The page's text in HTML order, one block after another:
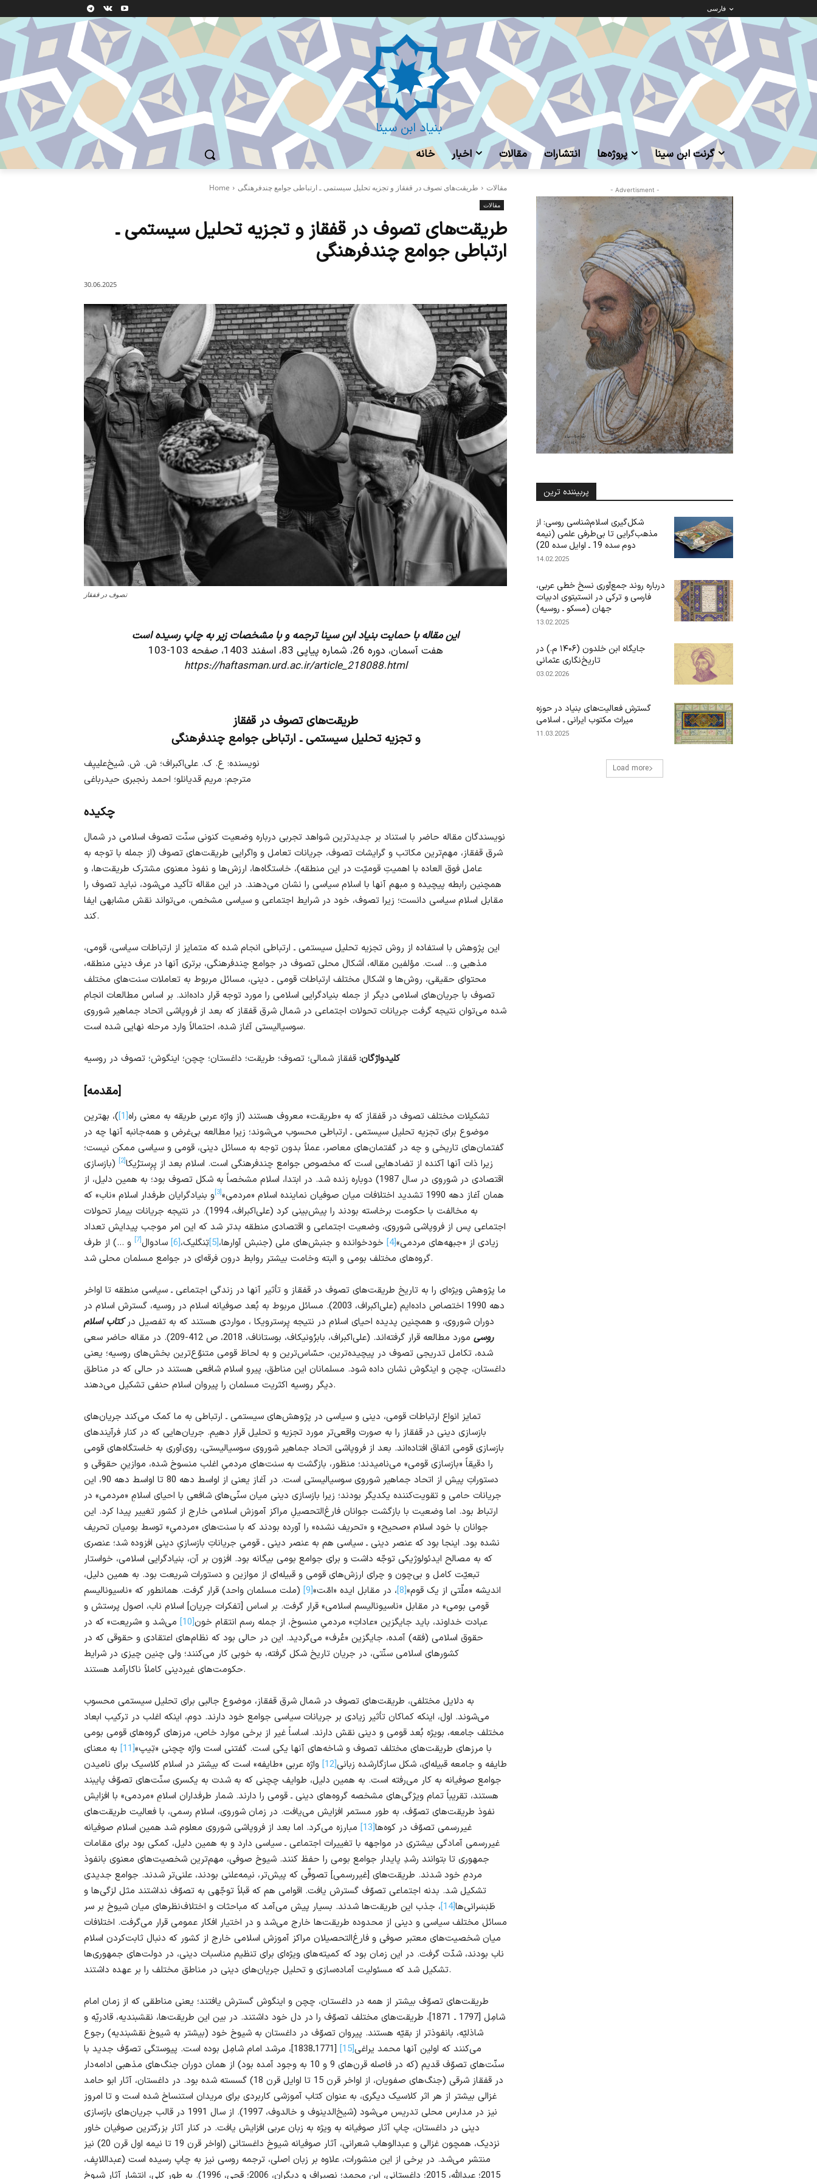
فارسی
بنیاد ابن سینا
خانه اخبار مقالات انتشارات پروژه‌ها گرنت ابن‌ سینا
Home مقالات طریقت‌های تصوف در قفقاز و تجزیه تحلیل سیستمی ـ ارتباطی جوامع چندفرهنگی
مقالات
طریقت‌های تصوف در قفقاز و تجزیه تحلیل سیستمی ـ
ارتباطی جوامع چندفرهنگی
30.06.2025
تصوف در قفقاز
این مقاله با حمایت بنیاد ابن سینا ترجمه و با مشخصات زیر به چاپ رسیده است
هفت آسمان، دوره 26، شماره پیاپی 83، اسفند 1403، صفحه 103-103
https://haftasman.urd.ac.ir/article_218088.html
طریقت‌های تصوف در قفقاز
و تجزیه تحلیل سیستمی ـ ارتباطی جوامع چندفرهنگی
نویسنده: ع. ک. علی‌اکبراف؛ ش. ش. شیخ‌علییِف
مترجم: مریم قدیانلو؛ احمد رنجبری حیدرباغی
چکیده
نویسندگان مقاله حاضر با استناد بر جدیدترین شواهد تجربی درباره وضعیت کنونی سنّت تصوف اسلامی در شمال
شرق قفقاز، مهم‌ترین مکاتب و گرایشات تصوف، جریانات تعامل و واگرایی طریقت‌های تصوف (از جمله با توجه به
عامل فوق العاده با اهمیتِ قومیّت در این منطقه)، خاستگاه‌ها، ارزش‌ها و نفوذ معنوی مشترک طریقت‌ها، و
همچنین رابطه پیچیده و مبهم آنها با اسلام سیاسی را نشان می‌دهند. در این مقاله تأکید می‌شود، نباید تصوف را
مقابل اسلام سیاسی دانست؛ زیرا تصوف، خود در شرایط اجتماعی و سیاسی مشخص، می‌تواند نقش مشابهی ایفا
کند.
این پژوهش با استفاده از روش تجزیه تحلیل سیستمی ـ ارتباطی انجام شده که متمایز از ارتباطات سیاسی، قومی،
مذهبی و… است. مؤلفین مقاله‌، اَشکال محلی تصوف در جوامع چندفرهنگی، برتری آنها در عرف دینی منطقه،
محتوای حقیقی، روش‌ها و اشکال مختلف ارتباطات قومی ـ دینی، مسائل مربوط به تعاملات سنت‌های مختلف
تصوف با جریان‌های اسلامی دیگر از جمله بنیادگرایی اسلامی را مورد توجه قرار داده‌اند. بر اساس مطالعات انجام
شده می‌توان نتیجه گرفت جریانات تحولات اجتماعی در شمال شرق قفقاز که بعد از فروپاشی اتحاد جماهیر شوروی
سوسیالیستی آغاز شده، احتمالاً وارد مرحله نهایی شده است.
کلیدواژگان: قفقاز شمالی؛ تصوف؛ طریقت؛ داغستان؛ چچن؛ اینگوش؛ تصوف در روسیه
[مقدمه]
تشکیلات مختلف تصوف در قفقاز که به «طریقت» معروف هستند (از واژه عربی طریقه به معنی راه[1] )، بهترین
موضوع برای تجزیه تحلیل سیستمی ـ ارتباطی محسوب می‌شوند؛ زیرا مطالعه بی‌غرض و همه‌جانبه آنها چه در
گفتمان‌های تاریخی و چه در گفتمان‌های معاصر، عملاً بدون توجه به مسائل دینی، قومی و سیاسی ممکن نیست؛
زیرا ذات آنها آکنده از تضادهایی است که مخصوص جوامع چندفرهنگی است. اسلام بعد از پِرِسترُیکا[2]
(بازسازی
اقتصادی در شوروی در سال 1987) دوباره زنده شد. در ابتدا، اسلام مشخصاً به شکل تصوف بود؛ به همین دلیل، از
همان آغاز دهه 1990 تشدید اختلافات میان صوفیان نماینده اسلام «مردمی»
[3] و بنیادگرایان طرفدار اسلام «ناب» که
به مخالفت با حکومت برخاسته بودند را پیش‌بینی کرد (علی‌اکبراف، 1994). در نتیجه جریانات بیمار تحولات
اجتماعی پس از فروپاشی شوروی، وضعیت اجتماعی و اقتصادی منطقه بدتر شد که این امر موجب پیدایش تعداد
زیادی از «جبهه‌های مردمی»[4] خودخوانده و جنبش‌های ملی (جنبش آوارها،[5] تِنگلیک،[6] سادوال[7]
و …) از طرف
گروه‌های مختلف بومی و البته وخامت بیشتر روابط درون فرقه‌ای در جوامع مسلمان محلی شد.
ما پژوهش ویژه‌ای را به تاریخ طریقت‌های تصوف در قفقاز و تأثیر آنها در زندگی اجتماعی ـ سیاسی منطقه تا اواخر
دهه 1990 اختصاص داده‌ایم (علی‌اکبراف، 2003). مسائل مربوط به بُعد صوفیانه اسلام در روسیه، گسترش اسلام در
دوران شوروی، و همچنین پدیده احیای اسلام در نتیجه پِرسترویکا ، مواردی هستند که به تفصیل درکتاب اسلام
روسی
مورد مطالعه قرار گرفته‌اند. (علی‌اکبراف، بابرُونیکاف، بوستاناف، 2018، ص 412-209). در مقاله حاضر سعی
شده، تکامل تدریجی تصوف در پیچیده‌ترین، حسّاس‌ترین و به لحاظ قومی متنوّع‌ترین بخش‌های روسیه؛ یعنی
داغستان، چچن و اینگوش نشان داده شود. مسلمانان این مناطق، پیرو اسلام شافعی هستند در حالی که در مناطق
دیگر روسیه اکثریت مسلمان را پیروان اسلام حنفی تشکیل می‌دهند.
تمایز انواع ارتباطات قومی، دینی و سیاسی در پژوهش‌های سیستمی ـ ارتباطی به ما کمک می‌کند جریان‌های
بازسازی دینی در قفقاز را به صورت واقعی‌تر مورد تجزیه و تحلیل قرار دهیم. جریان‌هایی که در کنار فرآیندهای
بازسازی قومی اتفاق افتاده‌اند. بعد از فروپاشی اتحاد جماهیر شوروی سوسیالیستی، روی‌آوری به خاستگاه‌های قومی
را دقیقاً «بازسازی قومی» می‌نامیدند؛ منظور، بازگشت به سنت‌های مردمیِ اغلب منسوخ شده‌، موازینِ حقوقی و
دستوراتِ پیش از اتحاد جماهیر شوروی سوسیالیستی است. در آغاز یعنی از اواسط دهه 80 تا اواسط دهه 90، این
جریانات حامی و تقویت‌کننده یکدیگر بودند؛ زیرا بازسازی دینی میان سنّی‌های شافعی با احیای اسلامِ «مردمی» در
ارتباط بود. اما وضعیت با بازگشت جوانان فارغ‌التحصیلِ مراکز آموزش اسلامی خارج از کشور تغییر پیدا کرد. این
جوانان با خود اسلام «صحیح» و «تحریف نشده» را آورده بودند که با سنت‌های «مردمیِ» توسط بومیان تحریف
نشده بود. اینجا بود که عنصر دینی ـ سیاسی هم به عنصر دینی ـ قومیِ جریاناتِ بازسازیِ دینی افزوده شد؛ عنصری
که به مصالح ایدئولوژیکی توجّه داشت و برای جوامع بومی بیگانه بود. افزون بر آن، بنیادگرایی اسلامی، خواستار
تبعیّت کامل و بی‌چون و چرای ارزش‌های قومی و قبیله‌ای از موازین و دستورات شریعت بود. به همین دلیل،
اندیشه «ملّتی از یک قوم»[8] ، در مقابل ایده «امّت»[9]
(ملت مسلمان واحد) قرار گرفت. همانطور که «ناسیونالیسم
قومی بومی» در مقابل «ناسیونالیسم اسلامی» قرار گرفت. بر اساس [تفکرات جریان] اسلام ناب، اصول پرستش و
عبادت خداوند، باید جایگزین «عاداتِ» مردمیِ منسوخ، از جمله رسم انتقام خون[10]
می‌شد و «شریعت» که در
حقوق اسلامی (فقه) آمده، جایگزین «عُرف» می‌گردید. این در حالی بود که نظام‌های اعتقادی و حقوقی که در
کشورهای اسلامی سنّتی، در جریان تاریخ شکل گرفته، به خوبی کار می‌کنند؛ ولی چنین چیزی در شرایط
حکومت‌های غیردینی کاملاً ناکارآمد هستند.
به دلایل مختلفی، طریقت‌های تصوف در شمال شرق قفقاز، موضوع جالبی برای تحلیل سیستمی محسوب
می‌شوند. اول، اینکه کماکان تأثیر زیادی بر جریانات سیاسی جوامع خود دارند. دوم، اینکه اغلب در ترکیب ابعاد
مختلف جامعه، بویژه بُعد قومی و دینی نقش دارند. اساساً غیر از برخی موارد خاص، مرزهای گروه‌های قومی بومی
با مرزهای طریقت‌های مختلف تصوف و شاخه‌های آنها یکی است. گفتنی است واژه چچنی «تِیپ»[11]
به معنای
طایفه و جامعه قبیله‌ای، شکل سازگارشده زبانی[12]
واژه عربی «طایفه» است که بیشتر در اسلام کلاسیک برای نامیدن
جوامع صوفیانه به کار می‌رفته است. به همین دلیل، طوایف چچنی که به شدت به یکسری سنّت‌های تصوّف پایبند
هستند، تقریباً تمام ویژگی‌های مشخصه گروه‌های دینی ـ قومی را دارند. شمار طرفداران اسلامِ «مردمی» با افزایش
نفوذ طریقت‌های تصوّف، به طور مستمر افزایش می‌یافت. در زمان شوروی، اسلام رسمی، با فعالیت طریقت‌های
غیررسمی تصوّف در کوه‌ها[13]
مبارزه می‌کرد. اما بعد از فروپاشی شوروی معلوم شد همین اسلام صوفیانه
غیررسمی آمادگی بیشتری در مواجهه با تغییرات اجتماعی ـ سیاسی دارد و به همین دلیل، کمکی بود برای مقامات
جمهوری تا بتوانند رشدِ پایدار جوامع بومی را حفظ کنند. شیوخ صوفی، مهم‌ترین شخصیت‌های معنوی بانفوذ
مردمِ خود شدند. طریقت‌های [غیررسمی] تصوفّی که پیش‌تر، نیمه‌علنی بودند، علنی‌تر شدند. جوامع جدیدی
تشکیل شد. بدنه اجتماعی تصوّف گسترش یافت. اقوامی هم که قبلاً توجّهی به تصوّف نداشتند مثل لزگی‌ها و
طَبَسَرانی‌ها[14]
، جذب این طریقت‌ها شدند. بسیار پیش می‌آمد که مباحثات و اختلاف‌نظرهای میان شیوخ بر سر
مسائل مختلف سیاسی و دینی از محدوده طریقت‌ها خارج می‌شد و در اختیار افکار عمومی قرار می‌گرفت. اختلافات
میان شخصیت‌های معتبر صوفی و فارغ‌التحصیلان مراکز آموزش اسلامی خارج از کشور که دنبال ثابت‌کردن اسلام
ناب بودند، شدّت گرفت. در این زمان بود که کمیته‌های ویژه‌ای برای تنظیم مناسبات دینی، در دولت‌های جمهوری‌ها
تشکیل شد که مسئولیت آماده‌سازی و تحلیل جریان‌های دینی در مناطق مختلف را بر عهده داشتند.
طریقت‌های تصوّف بیشتر از همه در داغستان، چچن و اینگوش گسترش یافتند؛ یعنی مناطقی که از زمان امام
شامِل [1797 ـ 1871]، طریقت‌های مختلف تصوّف را در دل خود داشتند. در بین این طریقت‌ها، نقشبندیه، قادریّه و
شاذلیّه، بانفوذتر از بقیّه هستند. پیروان تصوّف در داغستان به شیوخ خود (بیشتر به شیوخ نقشبندیه) رجوع
می‌کنند که اولین آنها محمد یراغی[15]
[1771ـ1838]، مرشد امام شامِل بوده است. پیوستگی تصوّف جدید با
سنّت‌های تصوّف قدیم (که در فاصله قرن‌های 9 و 10 به وجود آمده بود) از همان دوران جنگ‌های مذهبی ادامه‌دار
در قفقاز شرقی (جنگ‌های صفویان، از اواخر قرن 15 تا اوایل قرن 18) گسسته شده بود. در داغستان، آثار ابو حامد
غزالی بیشتر از هر اثر کلاسیک دیگری، به عنوان کتاب آموزشی کاربردی برای مریدان استنساخ شده است و تا امروز
نیز در مدارس محلی تدریس می‌شود (شیخ‌الدینوف و خالدوف، 1997). از سال 1991 در قالب جریان‌های بازسازی
دینی در داغستان، چاپ آثار صوفیانه به ویژه به زبان عربی افزایش یافت. در کنار آثار بزرگترین صوفیان خاور
نزدیک، همچون غزالی و عبدالوهاب شعرانی، آثار صوفیانه شیوخ داغستانی (اواخر قرن 19 تا نیمه اول قرن 20) نیز
منتشر می‌شد. در برخی از این منشورات، علاوه بر زبان اصلی، ترجمه روسی نیز به چاپ رسیده است (عبداللایِف،
2015؛ عبدالله، 2015؛ داغستانی، ابن محمد؛ نصیراف و دیگران، 2006؛ قحی، 1996). به طور کلی، انتشار آثار شیوخ
- Advertisment -
پربیننده ترین
شکل‌گیری اسلام‌شناسی روسی: از
مذهب‌گرایی تا بی‌‌‌طرفی علمی (نیمه
دوم سده 19 ـ اوایل سده 20)
14.02.2025
درباره‌ روند جمع‌آوری نسخ خطی عربی،
فارسی و ترکی در انستیتوی ادبیات
جهان (مسکو ـ روسیه)
13.02.2025
جایگاه ابن‌ خلدون (۱۴۰۶ م.) در
تاریخ‌نگاری عثمانی
03.02.2026
گسترش فعالیت‌های بنیاد در حوزه
میراث مکتوب ایرانی ـ اسلامی
11.03.2025
Load more